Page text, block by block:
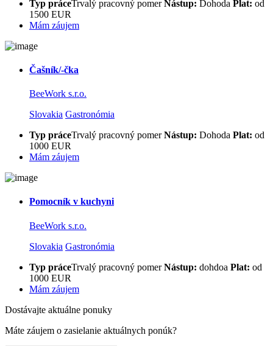
Typ práceTrvalý pracovný pomer Nástup: Dohoda Plat: od
1500 EUR
Mám záujem
Čašník/-čka
BeeWork s.r.o.
Slovakia Gastronómia
Typ práceTrvalý pracovný pomer Nástup: Dohoda Plat: od
1000 EUR
Mám záujem
Pomocník v kuchyni
BeeWork s.r.o.
Slovakia Gastronómia
Typ práceTrvalý pracovný pomer Nástup: dohdoa Plat: od
1000 EUR
Mám záujem
Dostávajte aktuálne ponuky
Máte záujem o zasielanie aktuálnych ponúk?